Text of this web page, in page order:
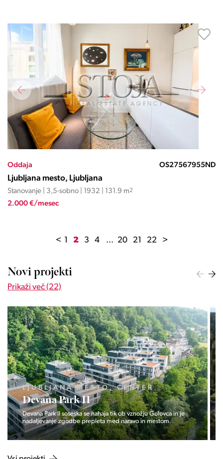
Oddaja OS27567955ND
Ljubljana mesto, Ljubljana
Stanovanje | 3,5-sobno | 1932 | 131.9 m2
2.000 €/mesec
< 1 2 3 4 ... 20 21 22 >
Novi projekti
Prikaži več (22)
in je
LJUBLJANA MESTO, ŠIŠKA,
Pod hribom
Projekt Pod hribom se je pričela gradnja eni izmed
zaželeni lokaciji v Ljubljani.